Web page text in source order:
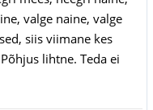
valge naine, valge
siis viimane kes
lihtne. Teda ei